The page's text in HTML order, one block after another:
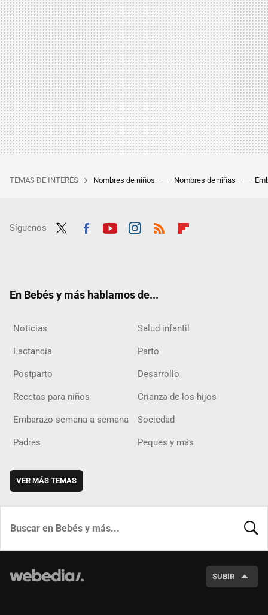
TEMAS DE INTERÉS Nombres de niños Nombres de niñas
Síguenos
En Bebés y más hablamos de...
Noticias Salud infantil
Lactancia Parto
Postparto Desarrollo
Recetas para niños Crianza de los hijos
Embarazo semana a semana Sociedad
Padres Peques y más
VER MÁS TEMAS
SUBIR